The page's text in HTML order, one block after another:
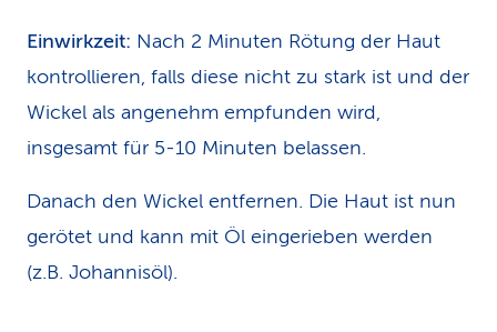
Einwirkzeit: Nach 2 Minuten Rötung der Haut
kontrollieren, falls diese nicht zu stark ist und der
Wickel als angenehm empfunden wird,
insgesamt für 5-10 Minuten belassen.
Danach den Wickel entfernen. Die Haut ist nun
gerötet und kann mit Öl eingerieben werden
(z.B. Johannisöl).